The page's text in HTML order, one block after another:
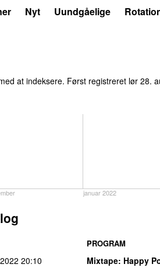
Nyt Uundgåelige
at indeksere. Først registreret lør 28.
januar 2022
PROGRAM
20:10 Mixtape: Happy